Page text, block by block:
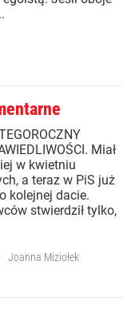
Miał
w kwietniu
a teraz w PiS już
kolejnej dacie.
stwierdził tylko,
Joanna Miziołek